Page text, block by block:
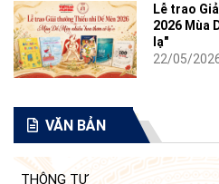
Lễ trao
2026 Mùa
lạ"
22/05/
VĂN BẢN
THÔNG TƯ